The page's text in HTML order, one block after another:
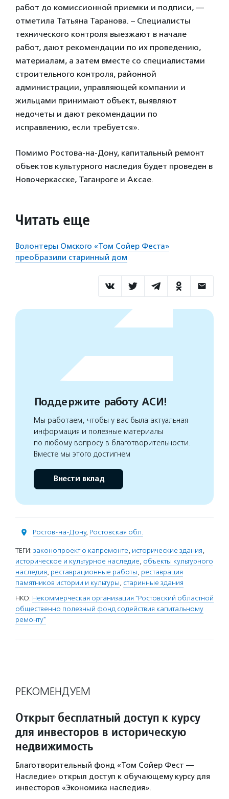
работ до комиссионной приемки и подписи, —
отметила Татьяна Таранова. – Специалисты
технического контроля выезжают в начале
работ, дают рекомендации по их проведению,
материалам, а затем вместе со специалистами
строительного контроля, районной
администрации, управляющей компании и
жильцами принимают объект, выявляют
недочеты и дают рекомендации по
исправлению, если требуется».
Помимо Ростова-на-Дону, капитальный ремонт
объектов культурного наследия будет проведен в
Новочеркасске, Таганроге и Аксае.
Читать еще
Волонтеры Омского «Том Сойер Феста»
преобразили старинный дом
Поддержите работу АСИ!
Мы работаем, чтобы у вас была актуальная
информация и полезные материалы
по любому вопросу в благотворительности.
Вместе мы этого достигнем
Внести вклад
Ростов-на-Дону, Ростовская обл.
ТЕГИ: законопроект о капремонте, исторические здания,
историческое и культурное наследие, объекты культурного
наследия, реставрационные работы, реставрация
памятников истории и культуры, старинные здания
НКО: Некоммерческая организация "Ростовский областной
общественно полезный фонд содействия капитальному
ремонту"
РЕКОМЕНДУЕМ
Открыт бесплатный доступ к курсу
для инвесторов в историческую
недвижимость
Благотворительный фонд «Том Сойер Фест —
Наследие» открыл доступ к обучающему курсу для
инвесторов «Экономика наследия».